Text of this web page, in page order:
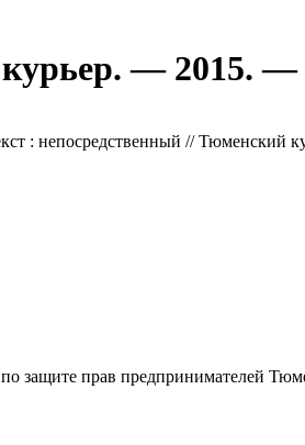
— 2015. —
: непосредственный // Тюменский
защите прав предпринимателей